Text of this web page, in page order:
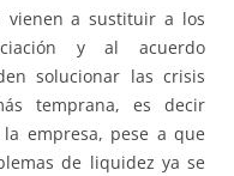
vienen a sustituir a los
y al acuerdo
solucionar las crisis
temprana, es decir
empresa, pese a que
de liquidez ya se